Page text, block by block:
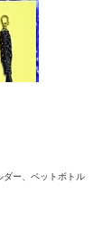
ダー、ペットボトル